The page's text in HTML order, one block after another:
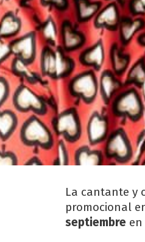
La cantante y
promocional
septiembre